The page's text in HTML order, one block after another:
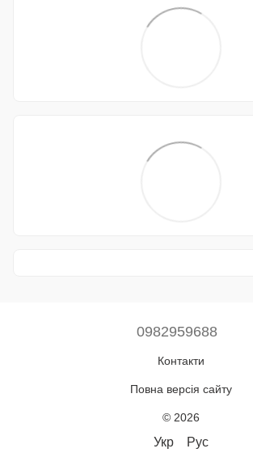
0982959688
Контакти
Повна версія сайту
© 2026
Укр Рус